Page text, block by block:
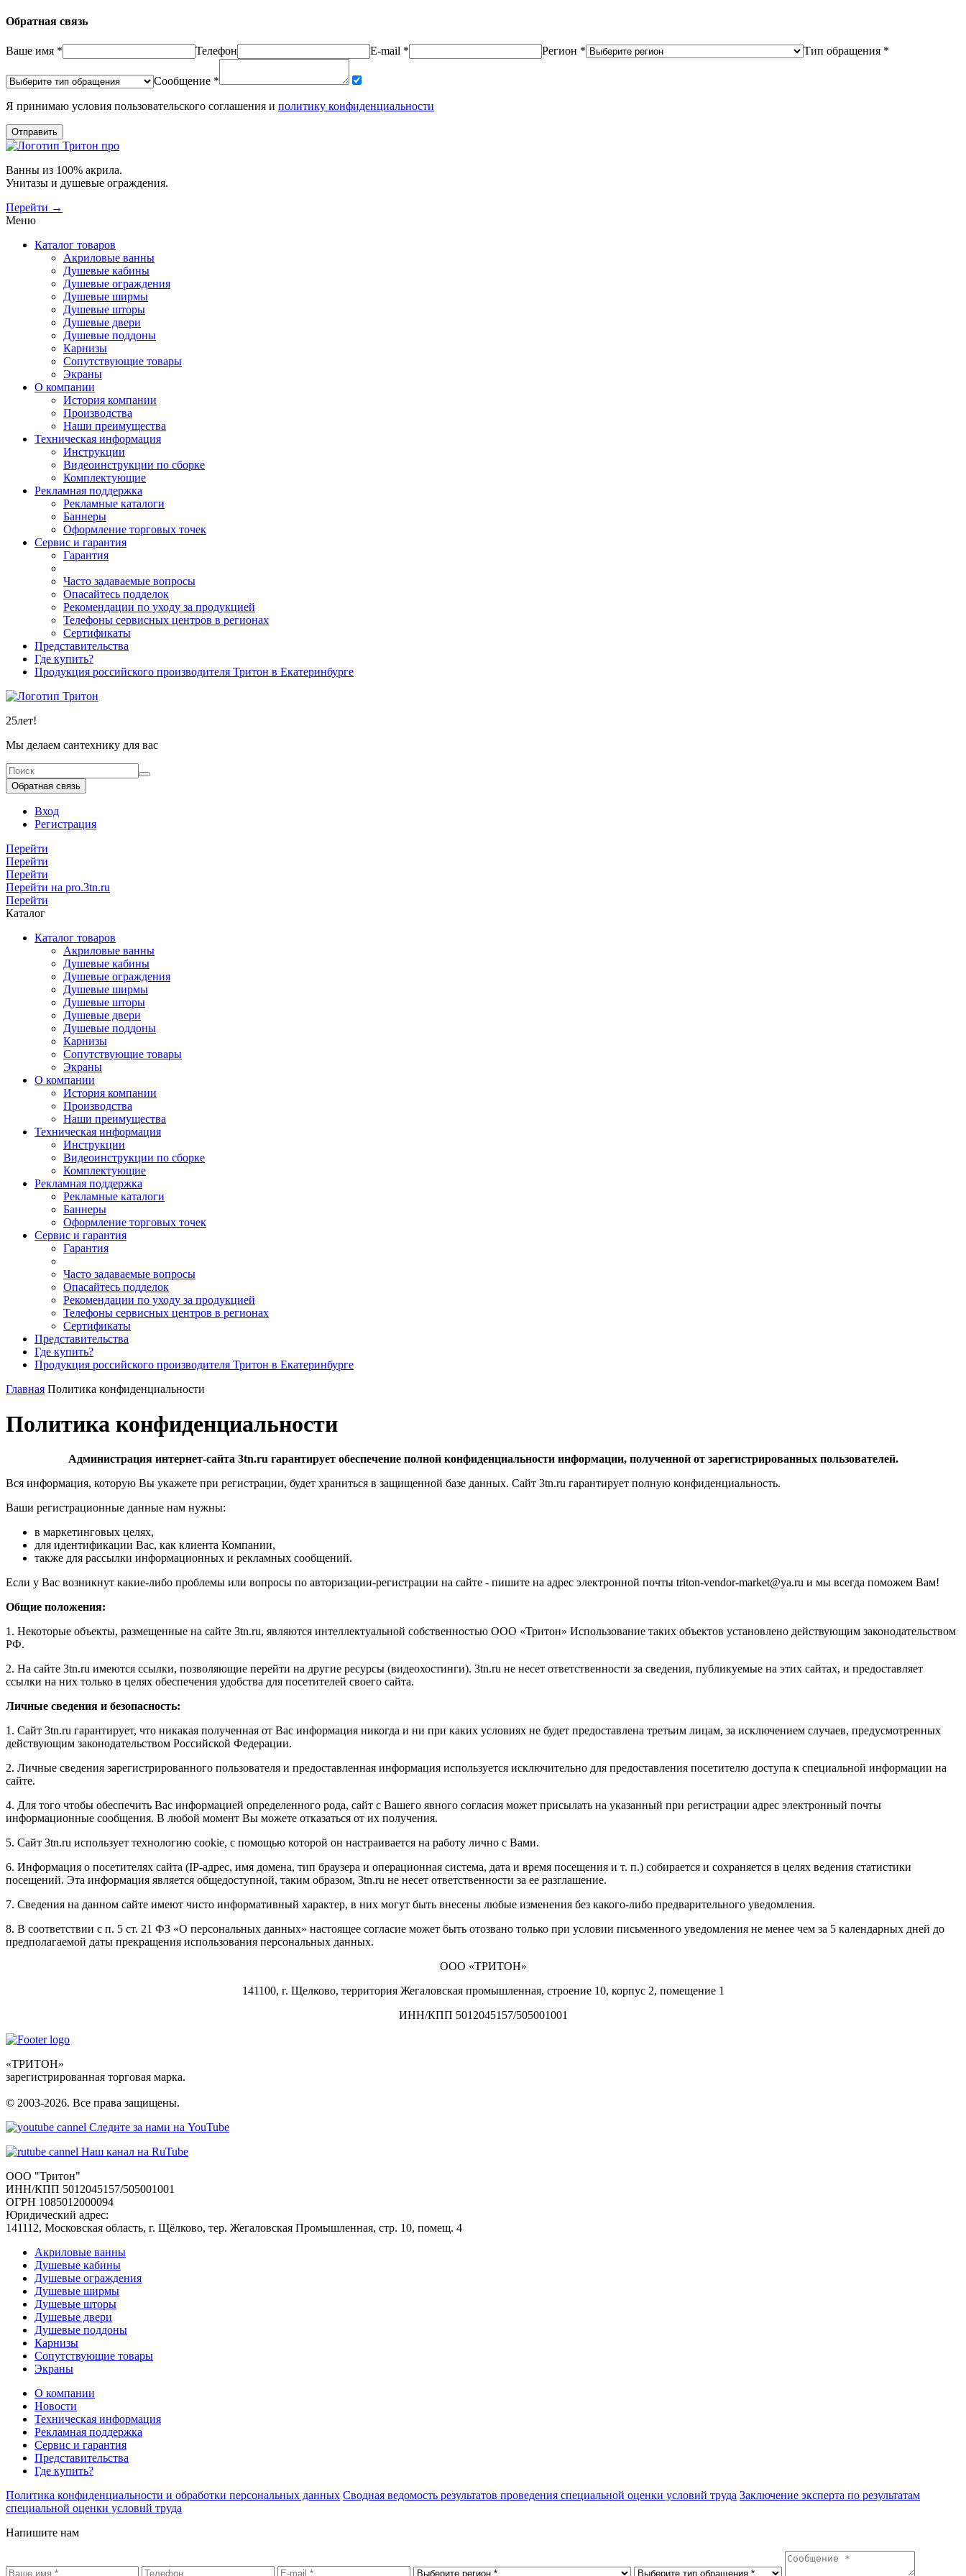
Обратная связь
Ваше имя * Телефон E-mail * Регион * Тип обращения *
Сообщение *
Я принимаю условия пользовательского соглашения и политику конфиденциальности
Отправить
Ванны из 100% акрила.
Унитазы и душевые ограждения.
Перейти →
Меню
Каталог товаров
Акриловые ванны
Душевые кабины
Душевые ограждения
Душевые ширмы
Душевые шторы
Душевые двери
Душевые поддоны
Карнизы
Сопутствующие товары
Экраны
О компании
История компании
Производства
Наши преимущества
Техническая информация
Инструкции
Видеоинструкции по сборке
Комплектующие
Рекламная поддержка
Рекламные каталоги
Баннеры
Оформление торговых точек
Сервис и гарантия
Гарантия
Часто задаваемые вопросы
Опасайтесь подделок
Рекомендации по уходу за продукцией
Телефоны сервисных центров в регионах
Сертификаты
Представительства
Где купить?
Продукция российского производителя Тритон в Екатеринбурге
25лет!
Мы делаем сантехнику для вас
Обратная связь
Вход
Регистрация
Перейти
Перейти
Перейти
Перейти на pro.3tn.ru
Перейти
Каталог
Каталог товаров
Акриловые ванны
Душевые кабины
Душевые ограждения
Душевые ширмы
Душевые шторы
Душевые двери
Душевые поддоны
Карнизы
Сопутствующие товары
Экраны
О компании
История компании
Производства
Наши преимущества
Техническая информация
Инструкции
Видеоинструкции по сборке
Комплектующие
Рекламная поддержка
Рекламные каталоги
Баннеры
Оформление торговых точек
Сервис и гарантия
Гарантия
Часто задаваемые вопросы
Опасайтесь подделок
Рекомендации по уходу за продукцией
Телефоны сервисных центров в регионах
Сертификаты
Представительства
Где купить?
Продукция российского производителя Тритон в Екатеринбурге
Главная Политика конфиденциальности
Политика конфиденциальности
Администрация интернет-сайта 3tn.ru гарантирует обеспечение полной конфиденциальности информации, полученной от зарегистрированных пользователей.
Вся информация, которую Вы укажете при регистрации, будет храниться в защищенной базе данных. Сайт 3tn.ru гарантирует полную конфиденциальность.
Ваши регистрационные данные нам нужны:
в маркетинговых целях,
для идентификации Вас, как клиента Компании,
также для рассылки информационных и рекламных сообщений.
Если у Вас возникнут какие-либо проблемы или вопросы по авторизации-регистрации на сайте - пишите на адрес электронной почты triton-vendor-market@ya.ru и мы всегда поможем Вам!
Общие положения:
1. Некоторые объекты, размещенные на сайте 3tn.ru, являются интеллектуальной собственностью ООО «Тритон» Использование таких объектов установлено действующим законодательством
РФ.
2. На сайте 3tn.ru имеются ссылки, позволяющие перейти на другие ресурсы (видеохостинги). 3tn.ru не несет ответственности за сведения, публикуемые на этих сайтах, и предоставляет
ссылки на них только в целях обеспечения удобства для посетителей своего сайта.
Личные сведения и безопасность:
1. Сайт 3tn.ru гарантирует, что никакая полученная от Вас информация никогда и ни при каких условиях не будет предоставлена третьим лицам, за исключением случаев, предусмотренных
действующим законодательством Российской Федерации.
2. Личные сведения зарегистрированного пользователя и предоставленная информация используется исключительно для предоставления посетителю доступа к специальной информации на
сайте.
4. Для того чтобы обеспечить Вас информацией определенного рода, сайт с Вашего явного согласия может присылать на указанный при регистрации адрес электронный почты
информационные сообщения. В любой момент Вы можете отказаться от их получения.
5. Сайт 3tn.ru использует технологию cookie, с помощью которой он настраивается на работу лично с Вами.
6. Информация о посетителях сайта (IP-адрес, имя домена, тип браузера и операционная система, дата и время посещения и т. п.) собирается и сохраняется в целях ведения статистики
посещений. Эта информация является общедоступной, таким образом, 3tn.ru не несет ответственности за ее разглашение.
7. Сведения на данном сайте имеют чисто информативный характер, в них могут быть внесены любые изменения без какого-либо предварительного уведомления.
8. В соответствии с п. 5 ст. 21 ФЗ «О персональных данных» настоящее согласие может быть отозвано только при условии письменного уведомления не менее чем за 5 календарных дней до
предполагаемой даты прекращения использования персональных данных.
ООО «ТРИТОН»
141100, г. Щелково, территория Жегаловская промышленная, строение 10, корпус 2, помещение 1
ИНН/КПП 5012045157/505001001
«ТРИТОН»
зарегистрированная торговая марка.
© 2003-2026. Все права защищены.
Следите за нами на YouTube
Наш канал на RuTube
ООО "Тритон"
ИНН/КПП 5012045157/505001001
ОГРН 1085012000094
Юридический адрес:
141112, Московская область, г. Щёлково, тер. Жегаловская Промышленная, стр. 10, помещ. 4
Акриловые ванны
Душевые кабины
Душевые ограждения
Душевые ширмы
Душевые шторы
Душевые двери
Душевые поддоны
Карнизы
Сопутствующие товары
Экраны
О компании
Новости
Техническая информация
Рекламная поддержка
Сервис и гарантия
Представительства
Где купить?
Политика конфиденциальности и обработки персональных данных Сводная ведомость результатов проведения специальной оценки условий труда Заключение эксперта по результатам
специальной оценки условий труда
Напишите нам